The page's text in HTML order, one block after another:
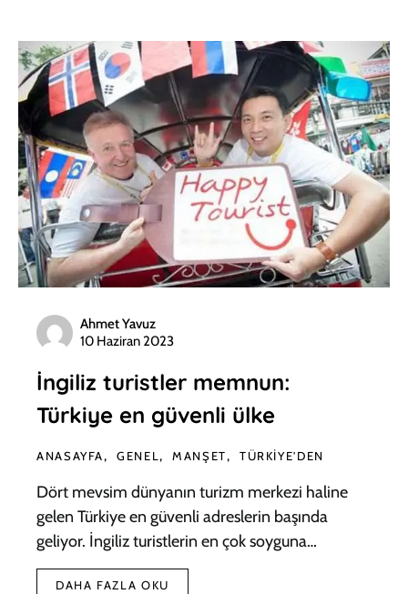
Ahmet Yavuz
10 Haziran 2023
İngiliz turistler memnun:
Türkiye en güvenli ülke
ANASAYFA GENEL MANŞET TÜRKIYE'DEN
Dört mevsim dünyanın turizm merkezi haline
gelen Türkiye en güvenli adreslerin başında
geliyor. İngiliz turistlerin en çok soyguna…
DAHA FAZLA OKU